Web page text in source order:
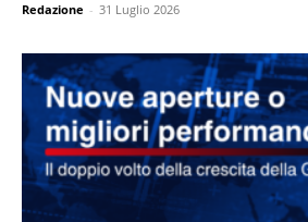
Redazione - 31 Luglio 2026